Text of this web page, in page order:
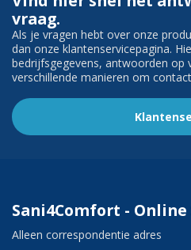
vraag.
Als je vragen hebt over onze
dan onze klantenservicepagina.
bedrijfsgegevens, antwoorden op
verschillende manieren om
Sani4Comfort -
Alleen correspondentie adres